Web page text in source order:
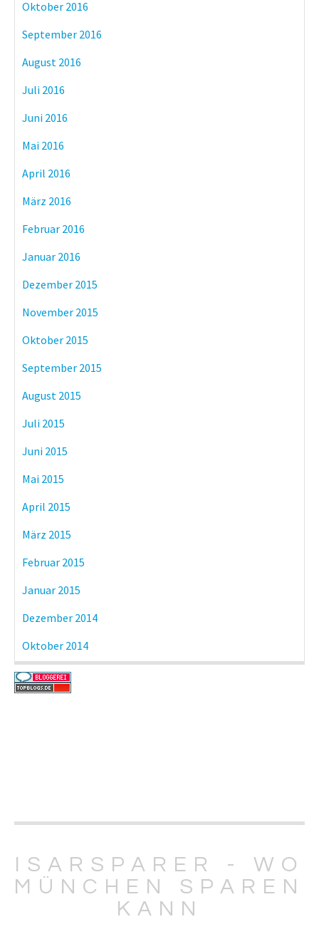
Oktober 2016
September 2016
August 2016
Juli 2016
Juni 2016
Mai 2016
April 2016
März 2016
Februar 2016
Januar 2016
Dezember 2015
November 2015
Oktober 2015
September 2015
August 2015
Juli 2015
Juni 2015
Mai 2015
April 2015
März 2015
Februar 2015
Januar 2015
Dezember 2014
Oktober 2014
ISARSPARER - WO
MÜNCHEN SPAREN
KANN